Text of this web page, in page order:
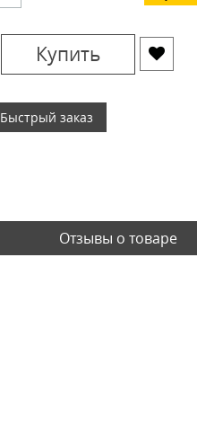
Купить
Быстрый заказ
Отзывы о товаре